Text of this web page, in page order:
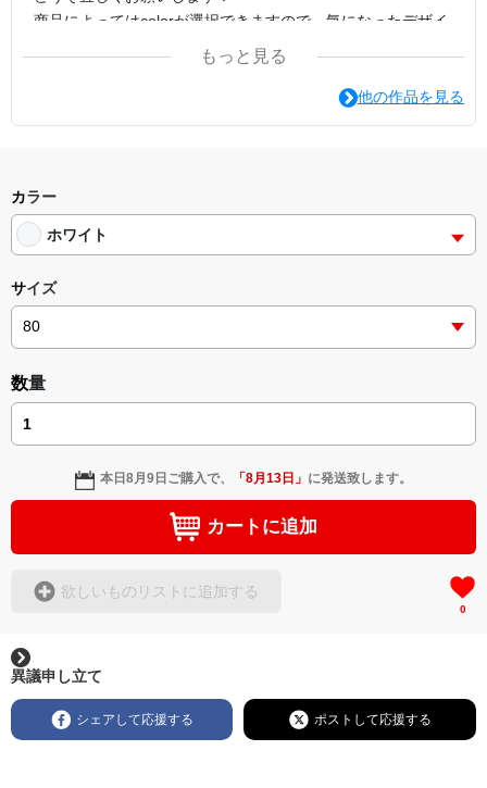
商品によってはcolorが選択できますので、気になったデザイ
ンでcolorの変更を試してみてください。
印刷方法は転写プリントがオススメです。
もっと見る
他の作品を見る
カラー
ホワイト
サイズ
数量
本日8月9日 ご購入で、 「8月13日 」 に発送致します。
カートに追加
欲しいものリストに追加する
0
異議申し立て
シェアして応援する ポストして応援する